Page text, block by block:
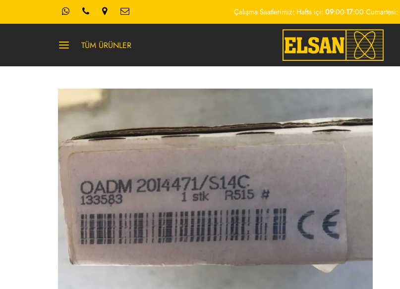
Çalışma Saatlerimiz: Hafta içi: 09:00-17:00 Cumartesi:
TÜM ÜRÜNLER